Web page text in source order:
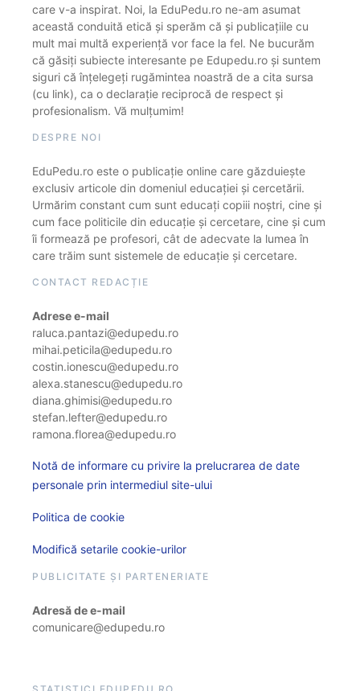
care v-a inspirat. Noi, la EduPedu.ro ne-am asumat
această conduită etică și sperăm că și publicațiile cu
mult mai multă experiență vor face la fel. Ne bucurăm
că găsiți subiecte interesante pe Edupedu.ro și suntem
siguri că înțelegeți rugămintea noastră de a cita sursa
(cu link), ca o declarație reciprocă de respect și
profesionalism. Vă mulțumim!
DESPRE NOI
EduPedu.ro este o publicație online care găzduiește
exclusiv articole din domeniul educației și cercetării.
Urmărim constant cum sunt educați copiii noștri, cine și
cum face politicile din educație și cercetare, cine și cum
îi formează pe profesori, cât de adecvate la lumea în
care trăim sunt sistemele de educație și cercetare.
CONTACT REDACȚIE
Adrese e-mail
raluca.pantazi@edupedu.ro
mihai.peticila@edupedu.ro
costin.ionescu@edupedu.ro
alexa.stanescu@edupedu.ro
diana.ghimisi@edupedu.ro
stefan.lefter@edupedu.ro
ramona.florea@edupedu.ro
Notă de informare cu privire la prelucrarea de date
personale prin intermediul site-ului
Politica de cookie
Modifică setarile cookie-urilor
PUBLICITATE ȘI PARTENERIATE
Adresă de e-mail
comunicare@edupedu.ro